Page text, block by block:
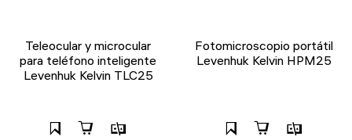
Teleocular y microcular
para teléfono inteligente
Levenhuk Kelvin TLC25
Fotomicroscopio portátil
Levenhuk Kelvin HPM25